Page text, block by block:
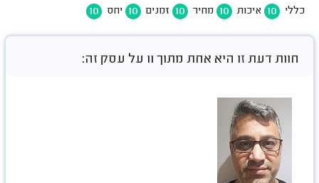
כללי 10 איכות 10 מחיר 10 זמנים 10 יחס 10
חוות דעת זו היא אחת מתוך 11 על עסק זה: